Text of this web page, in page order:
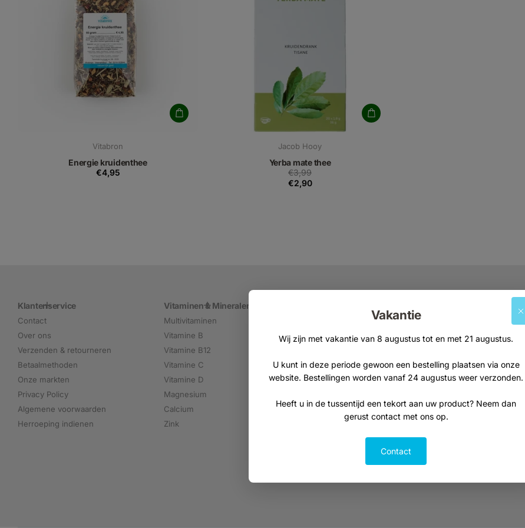
Vakantie
Wij zijn met vakantie van 8 augustus tot en met 21 augustus.
U kunt in deze periode gewoon een bestelling plaatsen via onze
website. Bestellingen worden vanaf 24 augustus weer verzonden.
Heeft u in de tussentijd een tekort aan uw product? Neem dan
gerust contact met ons op.
Contact
Vitabron
Energie kruidenthee
€4,95
Jacob Hooy
Yerba mate thee
€3,99
€2,90
Klantenservice
Contact
Over ons
Verzenden & retourneren
Betaalmethoden
Onze markten
Privacy Policy
Algemene voorwaarden
Herroeping indienen
Vitaminen & Mineralen
Multivitaminen
Vitamine B
Vitamine B12
Vitamine C
Vitamine D
Magnesium
Calcium
Zink
Kruiden & planten
Vetzuren
Visolie
Curcuma
Kruiden, specerijen